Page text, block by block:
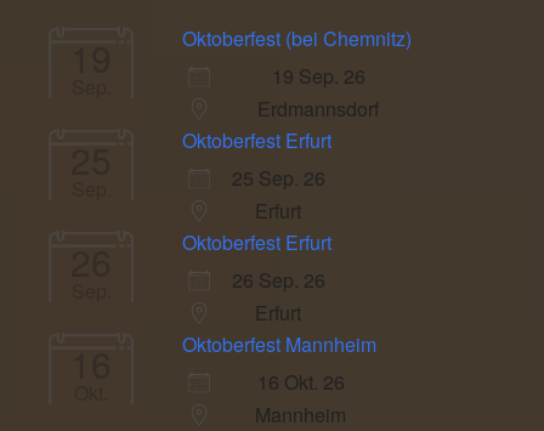
19
Oktoberfest (bei Chemnitz)
19 Sep. 26
Erdmannsdorf
25
Oktoberfest Erfurt
25 Sep. 26
Erfurt
26
Oktoberfest Erfurt
26 Sep. 26
Erfurt
16
Oktoberfest Mannheim
16 Okt. 26
Mannheim